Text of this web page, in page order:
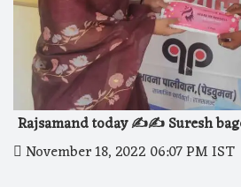
Rajsamand today ✍️✍️ Suresh
November 18, 2022 06:07 PM IST